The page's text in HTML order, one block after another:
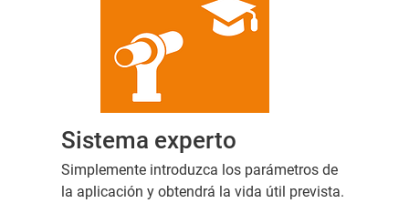
Sistema experto
Simplemente introduzca los parámetros de
la aplicación y obtendrá la vida útil prevista.